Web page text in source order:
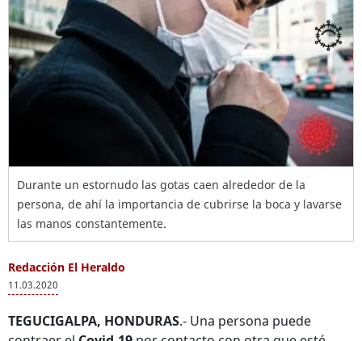
Durante un estornudo las gotas caen alrededor de la
persona, de ahí la importancia de cubrirse la boca y lavarse
las manos constantemente.
Redacción El Heraldo
11.03.2020
TEGUCIGALPA, HONDURAS.- Una persona puede